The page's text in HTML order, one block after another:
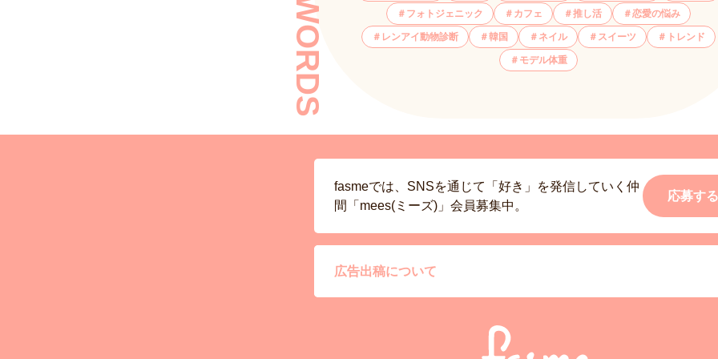
フォトジェニック カフェ 推し活 恋愛の悩み
レンアイ動物診断 韓国 ネイル スイーツ トレンド
モデル体重
fasmeでは、SNSを通じて「好き」を発信していく仲
間「mees(ミーズ)」会員募集中。
応募する
広告出稿について